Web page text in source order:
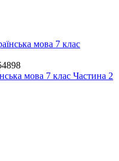
мова 7 клас Частина 2